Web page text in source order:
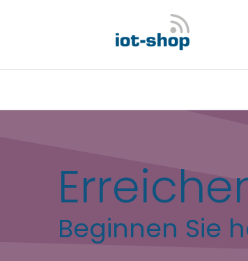
Beginnen Sie